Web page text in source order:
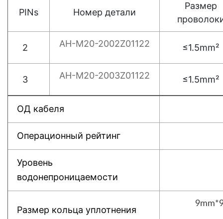
PINs Номер детали
Размер
2 AH-M20-2002Z01122 ≤1.5mm²
3 AH-M20-2003Z01122 ≤1.5mm²
ОД кабеля
Операционный рейтинг
Уровень
водонепроницаемости
Размер кольца уплотнения